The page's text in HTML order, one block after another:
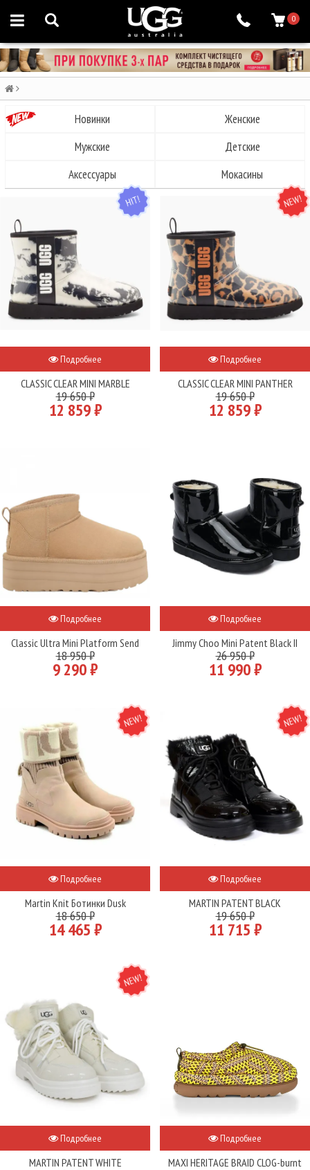
0
Новинки
Женские
Мужские
Детские
Аксессуары
Мокасины
HIT
Подробнее
CLASSIC CLEAR MINI MARBLE
19 650 ₽
12 859 ₽
NEW
Подробнее
CLASSIC CLEAR MINI PANTHER
19 650 ₽
12 859 ₽
Подробнее
Classic Ultra Mini Platform Send
18 950 ₽
9 290 ₽
Подробнее
Jimmy Choo Mini Patent Black II
26 950 ₽
11 990 ₽
NEW
Подробнее
Martin Knit Ботинки Dusk
18 650 ₽
14 465 ₽
NEW
Подробнее
MARTIN PATENT BLACK
19 650 ₽
11 715 ₽
NEW
Подробнее
MARTIN PATENT WHITE
Подробнее
MAXI HERITAGE BRAID CLOG-burnt